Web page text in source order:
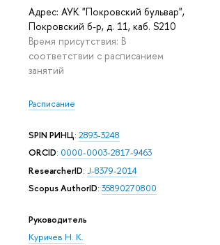
Адрес: АУК "Покровский бульвар",
Покровский б-р, д. 11, каб. S210
Время присутствия: В
соответствии с расписанием
занятий
Расписание
SPIN РИНЦ: 2893-3248
ORCID: 0000-0003-2817-9463
ResearcherID: J-8379-2014
Scopus AuthorID: 35890270800
Руководитель
Куричев Н. К.